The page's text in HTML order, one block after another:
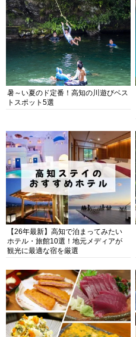
暑～い夏のド定番！高知の川遊びベス
トスポット5選
【26年最新】高知で泊まってみたい
ホテル・旅館10選！地元メディアが
観光に最適な宿を厳選